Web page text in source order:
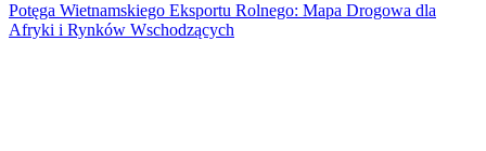
Potęga Wietnamskiego Eksportu Rolnego: Mapa Drogowa dla
Afryki i Rynków Wschodzących